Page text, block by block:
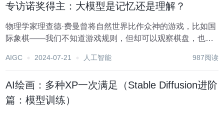
专访诺奖得主：大模型是记忆还是理解？
物理学家理查德·费曼曾将自然世界比作众神的游戏，比如国
际象棋——我们不知道游戏规则，但却可以观察棋盘，也许
费曼的比喻，道出了科学研究的核心，也生动描绘了许多经
AIGC 2024-07-21 人工智能 987阅读
AI绘画：多种XP一次满足（Stable Diffusion进阶
篇：模型训练）